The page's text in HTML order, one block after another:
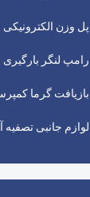
پل وزن الکترونیکی
رامپ لنگر بارگیری
بازیافت گرما
لوازم جانبی تصفیه